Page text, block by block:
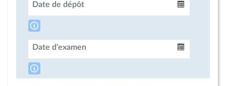
Date de dépôt
Date d'examen